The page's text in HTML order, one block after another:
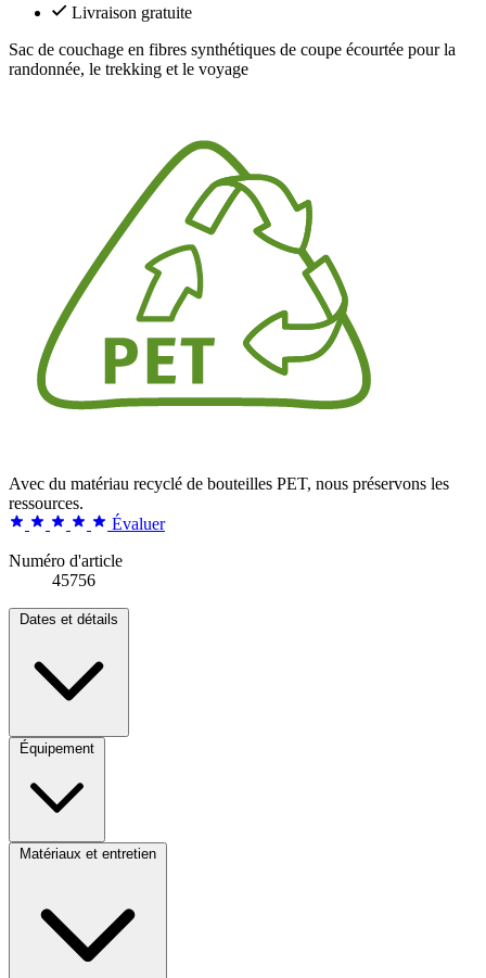
Livraison gratuite
Sac de couchage en fibres synthétiques de coupe écourtée pour la
randonnée, le trekking et le voyage
Avec du matériau recyclé de bouteilles PET, nous préservons les
ressources.
Évaluer
Numéro d'article
45756
Dates et détails
Équipement
Matériaux et entretien